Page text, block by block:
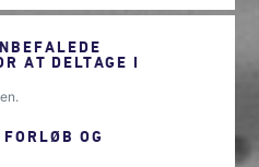
AT DELTAGE I
OG